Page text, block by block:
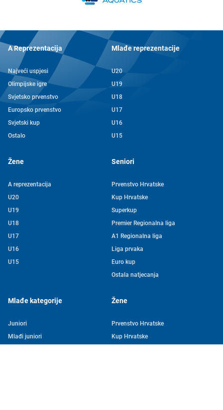
A Reprezentacija
Najveći uspjesi
Olimpijske igre
Svjetsko prvenstvo
Europsko prvenstvo
Svjetski kup
Ostalo
Mlađe reprezentacije
U20
U19
U18
U17
U16
U15
Žene
A reprezentacija
U20
U19
U18
U17
U16
U15
Seniori
Prvenstvo Hrvatske
Kup Hrvatske
Superkup
Premier Regionalna liga
A1 Regionalna liga
Liga prvaka
Euro kup
Ostala natjecanja
Mlađe kategorije
Juniori
Mlađi juniori
Žene
Prvenstvo Hrvatske
Kup Hrvatske
Tjedni newsletter HVS-a